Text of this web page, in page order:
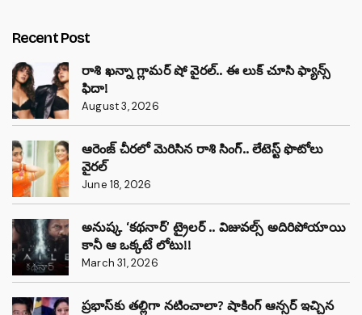
Recent Post
రాశి ఖన్నా గ్లామర్ షో వైరల్.. ఈ లుక్ చూసి ఫ్యాన్స్
ఫిదా!
August 3, 2026
ఆరెంజ్ చీరలో మెరిసిన రాశి సింగ్.. లేటెస్ట్ ఫొటోలు
వైరల్
June 18, 2026
అనుష్క ‘కథనార్’ ట్రైలర్ .. విజువల్స్ అదిరిపోయాయి
కానీ ఆ ఒక్కటే లోటు!!
March 31, 2026
ప్రభాస్‌కు తల్లిగా నటించాలా? షాకింగ్ ఆన్సర్ ఇచ్చిన